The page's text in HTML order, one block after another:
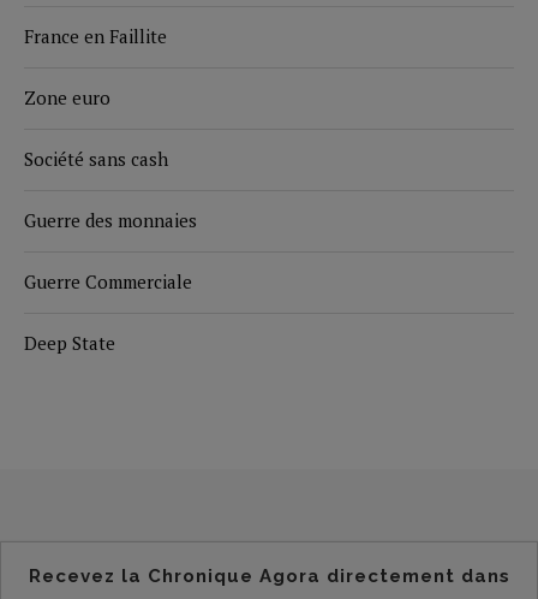
France en Faillite
Zone euro
Société sans cash
Guerre des monnaies
Guerre Commerciale
Deep State
Recevez la Chronique Agora directement dans